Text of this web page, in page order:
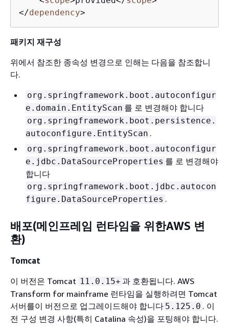
</dependency>
패키지 재구성
위에서 참조한 종속성 변경으로 인해는 다음을 참조합니
다.
org.springframework.boot.autoconfigur
e.domain.EntityScan 를 로 변경해야 합니다
org.springframework.boot.persistence.
autoconfigure.EntityScan .
org.springframework.boot.autoconfigur
e.jdbc.DataSourceProperties 를 로 변경해야
합니다
org.springframework.boot.jdbc.autocon
figure.DataSourceProperties .
배포(메인프레임 런타임을 위한AWS 변
환)
Tomcat
이 버전은 Tomcat 11.0.15+ 과 호환됩니다. AWS
Transform for mainframe 런타임을 실행하려면 Tomcat
서버를이 버전으로 업그레이드해야 합니다 5.125.0 . 이
전 구성 변경 사항(특히 Catalina 속성)을 포팅해야 합니다.